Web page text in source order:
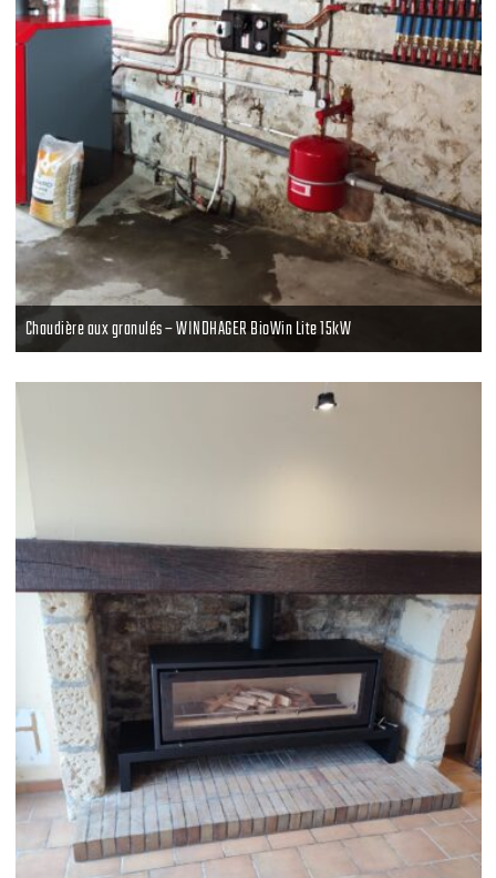
Chaudière aux granulés – WINDHAGER BioWin Lite 15kW